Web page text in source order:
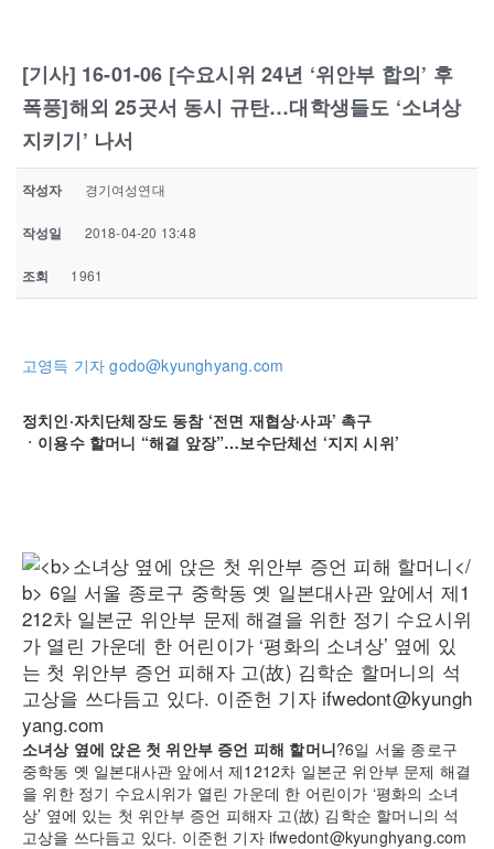
[기사] 16-01-06 [수요시위 24년 ‘위안부 합의’ 후
폭풍]해외 25곳서 동시 규탄…대학생들도 ‘소녀상
지키기’ 나서
작성자 경기여성연대
작성일 2018-04-20 13:48
조회 1961
고영득 기자 godo@kyunghyang.com
정치인·자치단체장도 동참 ‘전면 재협상·사과’ 촉구
ㆍ이용수 할머니 “해결 앞장”…보수단체선 ‘지지 시위’
소녀상 옆에 앉은 첫 위안부 증언 피해 할머니?6일 서울 종로구
중학동 옛 일본대사관 앞에서 제1212차 일본군 위안부 문제 해결
을 위한 정기 수요시위가 열린 가운데 한 어린이가 ‘평화의 소녀
상’ 옆에 있는 첫 위안부 증언 피해자 고(故) 김학순 할머니의 석
고상을 쓰다듬고 있다. 이준헌 기자 ifwedont@kyunghyang.com